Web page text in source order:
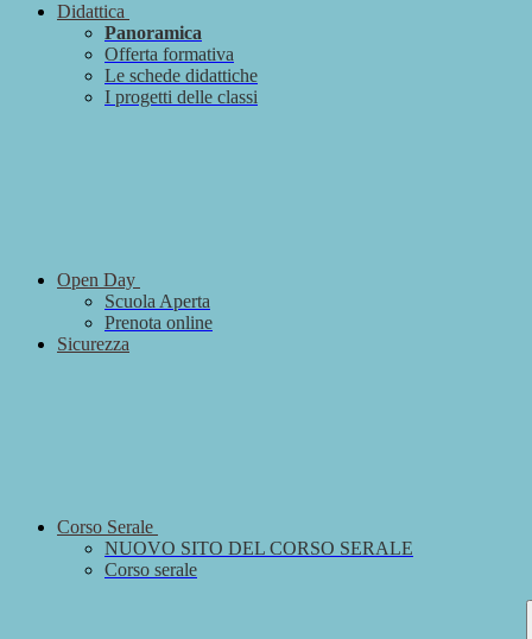
Didattica
Panoramica
Offerta formativa
Le schede didattiche
I progetti delle classi
Open Day
Scuola Aperta
Prenota online
Sicurezza
Corso Serale
NUOVO SITO DEL CORSO SERALE
Corso serale